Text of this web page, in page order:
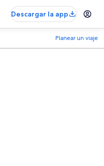
Descargar la app
Planear un viaje